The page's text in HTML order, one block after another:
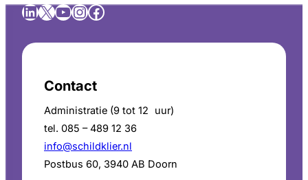
LinkedIn
X YouTube
Instagram
Facebook
Contact
Administratie (9 tot 12 uur)
tel. 085 – 489 12 36
info@schildklier.nl
Postbus 60, 3940 AB Doorn